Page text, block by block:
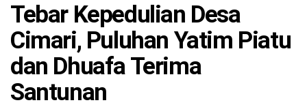
Tebar Kepedulian Desa
Cimari, Puluhan Yatim Piatu
dan Dhuafa Terima
Santunan